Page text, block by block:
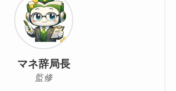
マネ辞局長
監修